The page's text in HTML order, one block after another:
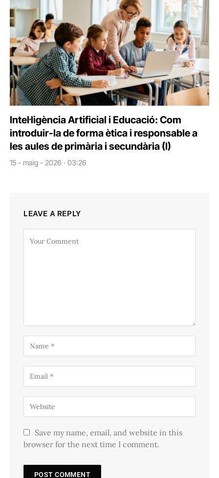
Intel·ligència Artificial i Educació: Com
introduir-la de forma ètica i responsable a
les aules de primària i secundària (I)
15 - maig - 2026 · 03:26
LEAVE A REPLY
Save my name, email, and website in this
browser for the next time I comment.